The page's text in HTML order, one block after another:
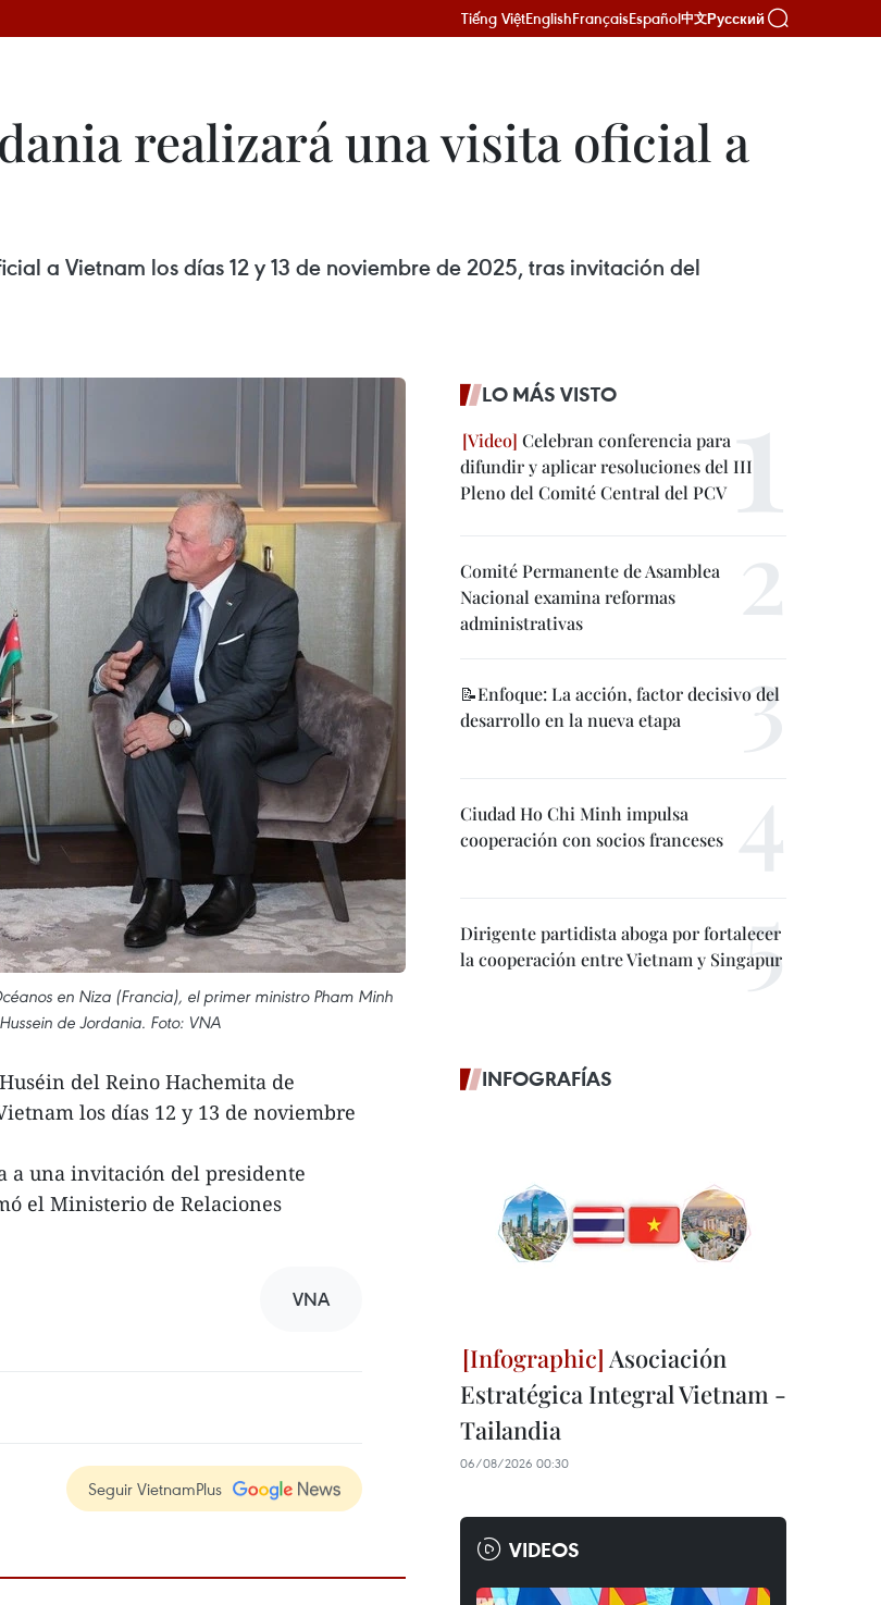
Tiếng ViệtEnglishFrançaisEspañol中文Русский
realizará una visita oficial a
a Vietnam los días 12 y 13 de noviembre de 2025, tras invitación del
en Niza (Francia), el primer ministro Pham Minh
de Jordania. Foto: VNA
del Reino Hachemita de
los días 12 y 13 de noviembre
a una invitación del presidente
el Ministerio de Relaciones
VNA
Seguir VietnamPlus
LO MÁS VISTO
Celebran conferencia para
difundir y aplicar resoluciones del III
Pleno del Comité Central del PCV
Comité Permanente de Asamblea
Nacional examina reformas
administrativas
📝Enfoque: La acción, factor decisivo del
desarrollo en la nueva etapa
Ciudad Ho Chi Minh impulsa
cooperación con socios franceses
Dirigente partidista aboga por fortalecer
la cooperación entre Vietnam y Singapur
INFOGRAFÍAS
Asociación
Estratégica Integral Vietnam -
Tailandia
06/08/2026 00:30
VIDEOS